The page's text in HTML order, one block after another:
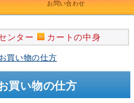
お問い合わせ
ンター カートの中身
買い物の仕方
買い物の仕方